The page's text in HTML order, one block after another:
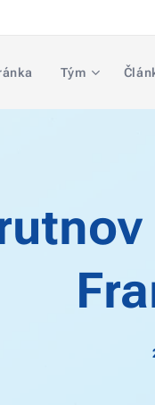
Tým